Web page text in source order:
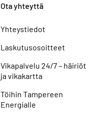
Ota yhteyttä
Yhteystiedot
Laskutusosoitteet
Vikapalvelu 24/7 – häiriöt
ja vikakartta
Töihin Tampereen
Energialle